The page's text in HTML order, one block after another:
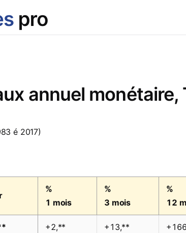
annuel
é 2017)
%
1 mois
%
3 mois
%
12
+2,** +13,**